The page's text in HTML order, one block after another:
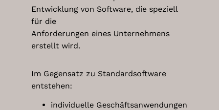
Entwicklung von Software, die speziell
für die
Anforderungen eines Unternehmens
erstellt wird.
Im Gegensatz zu Standardsoftware
entstehen:
individuelle Geschäftsanwendungen